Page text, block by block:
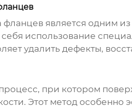
фланцев является одним
себя использование
удалить дефекты,
при котором
Этот метод